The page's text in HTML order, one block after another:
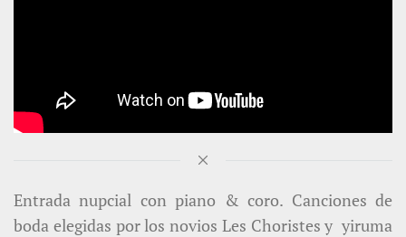
Entrada nupcial con piano & coro. Canciones de
boda elegidas por los novios Les Choristes y yiruma